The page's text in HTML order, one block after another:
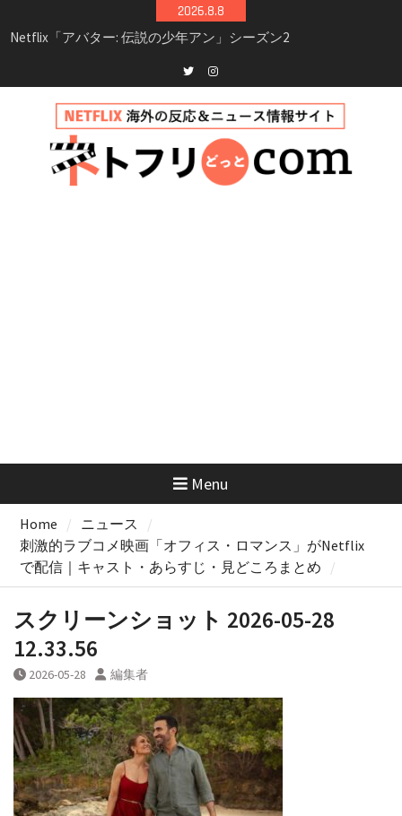
to
2026.8.8
シーズン3最新情報
Netflix映画「ボイスメールで恋をして」キャス
イッチ主演ロマコメ
新決定！2027年撮影開始へ
兄弟大騒動のコメディ映画「リトル・ブラザ
ー」がNetflixで配信！─キャスト・あらすじ・
見どころまとめ
Twitterinstagram
Menu
Home
ニュース
刺激的ラブコメ映画「オフィス・ロマンス」がNetflix
で配信｜キャスト・あらすじ・見どころまとめ
スクリーンショット 2026-05-28
12.33.56
2026-05-28 編集者